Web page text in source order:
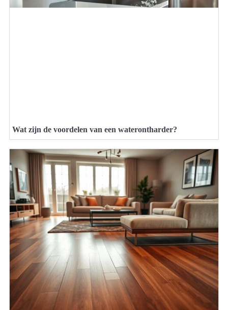
Wat zijn de voordelen van een waterontharder?